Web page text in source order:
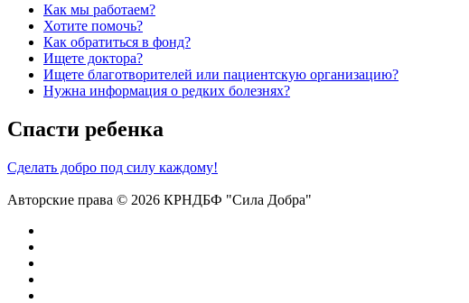
Как мы работаем?
Хотите помочь?
Как обратиться в фонд?
Ищете доктора?
Ищете благотворителей или пациентскую организацию?
Нужна информация о редких болезнях?
Спасти ребенка
Сделать добро под силу каждому!
Авторские права © 2026 КРНДБФ "Сила Добра"